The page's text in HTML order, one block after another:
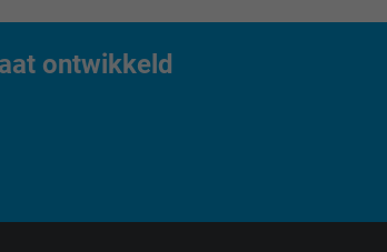
Generates statistical data on how the
ontwikkeld